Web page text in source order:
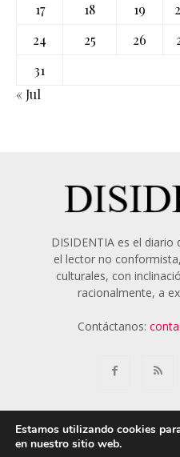
17
18 19
24
25 26
31
« Jul
DISIDENTIA es el diario
el lector no
culturales, con
racionalmente, a
Contáctanos:
Estamos utilizando cookies
en nuestro sitio web.